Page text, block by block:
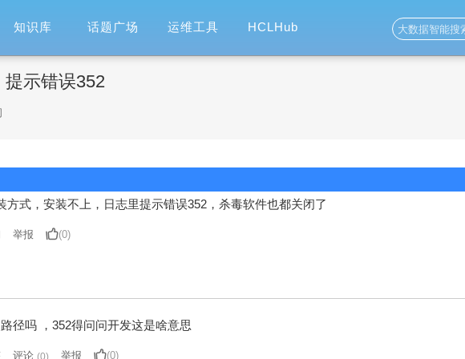
知识库 话题广场 运维工具 HCLHub
提示错误352
方式，安装不上，日志里提示错误352，杀毒软件也都关闭了
举报 (0)
径吗 ，352得问问开发这是啥意思
评论 (0) 举报 (0)